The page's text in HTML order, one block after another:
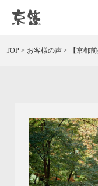
TOP > お客様の声 > 【京都